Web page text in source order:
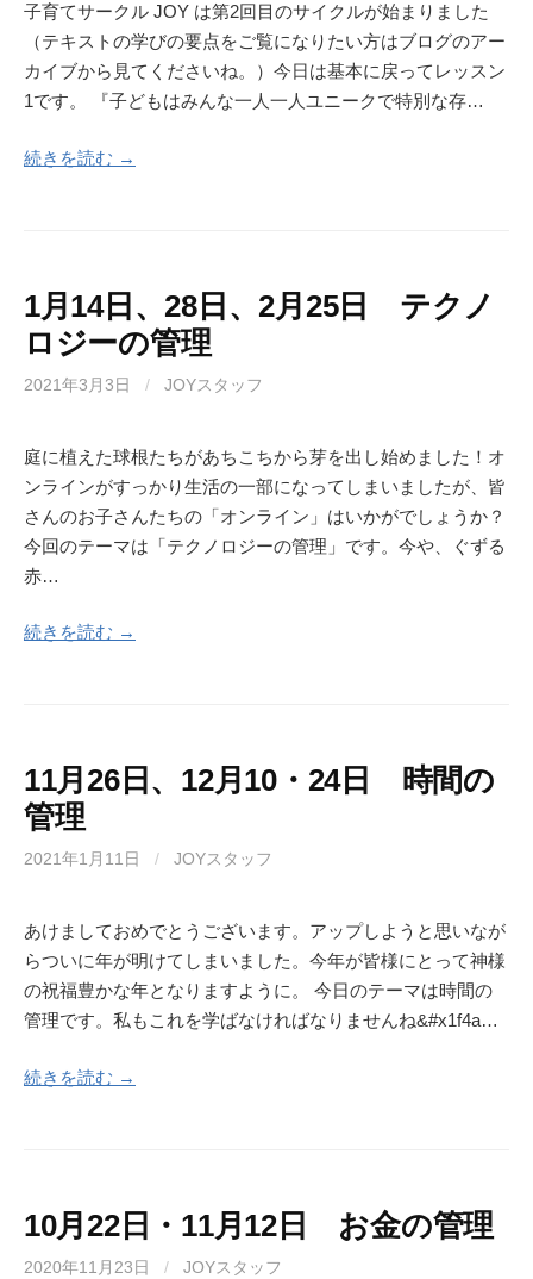
子育てサークル JOY は第2回目のサイクルが始まりました
（テキストの学びの要点をご覧になりたい方はブログのアー
カイブから見てくださいね。）今日は基本に戻ってレッスン
1です。 『子どもはみんな一人一人ユニークで特別な存…
続きを読む →
1月14日、28日、2月25日 テクノ
ロジーの管理
2021年3月3日 / JOYスタッフ
庭に植えた球根たちがあちこちから芽を出し始めました！オ
ンラインがすっかり生活の一部になってしまいましたが、皆
さんのお子さんたちの「オンライン」はいかがでしょうか？
今回のテーマは「テクノロジーの管理」です。今や、ぐずる
赤…
続きを読む →
11月26日、12月10・24日 時間の
管理
2021年1月11日 / JOYスタッフ
あけましておめでとうございます。アップしようと思いなが
らついに年が明けてしまいました。今年が皆様にとって神様
の祝福豊かな年となりますように。 今日のテーマは時間の
管理です。私もこれを学ばなければなりませんね&#x1f4a…
続きを読む →
10月22日・11月12日 お金の管理
2020年11月23日 / JOYスタッフ